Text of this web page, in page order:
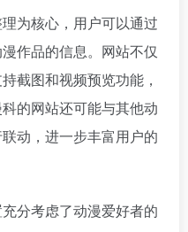
为核心，用户可以通过
作品的信息。网站不仅
截图和视频预览功能，
的网站还可能与其他动
动，进一步丰富用户的
分考虑了动漫爱好者的